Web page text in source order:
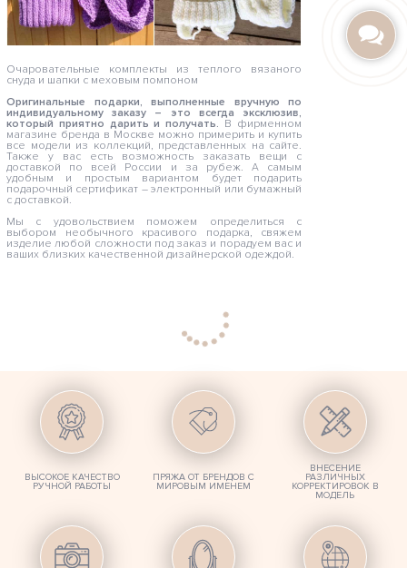
Очаровательные комплекты из теплого вязаного
снуда и шапки с меховым помпоном
Оригинальные подарки, выполненные вручную по
индивидуальному заказу – это всегда эксклюзив,
который приятно дарить и получать. В фирменном
магазине бренда в Москве можно примерить и купить
все модели из коллекций, представленных на сайте.
Также у вас есть возможность заказать вещи с
доставкой по всей России и за рубеж. А самым
удобным и простым вариантом будет подарить
подарочный сертификат – электронный или бумажный
с доставкой.
Мы с удовольствием поможем определиться с
выбором необычного красивого подарка, свяжем
изделие любой сложности под заказ и порадуем вас и
ваших близких качественной дизайнерской одеждой.
ВЫСОКОЕ КАЧЕСТВО
РУЧНОЙ РАБОТЫ
ПРЯЖА ОТ БРЕНДОВ С
МИРОВЫМ ИМЕНЕМ
ВНЕСЕНИЕ
РАЗЛИЧНЫХ
КОРРЕКТИРОВОК В
МОДЕЛЬ